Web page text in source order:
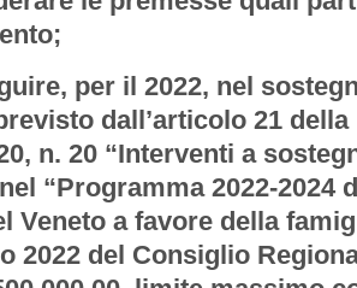
per il 2022, nel
dall’articolo 21
n. 20 “Interventi a
“Programma 2022-2024
Veneto a favore della
2022 del Consiglio